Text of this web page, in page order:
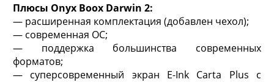
Плюсы Onyx Boox Darwin 2:
— расширенная комплектация (добавлен чехол);
— современная ОС;
— поддержка большинства современных
форматов;
— суперсовременный экран E-Ink Carta Plus с